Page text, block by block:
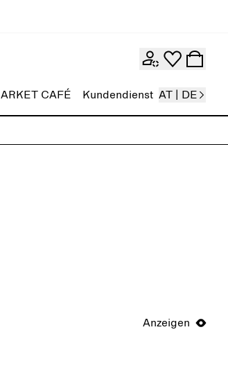
ARKET CAFÉ Kundendienst AT | DE
Anzeigen